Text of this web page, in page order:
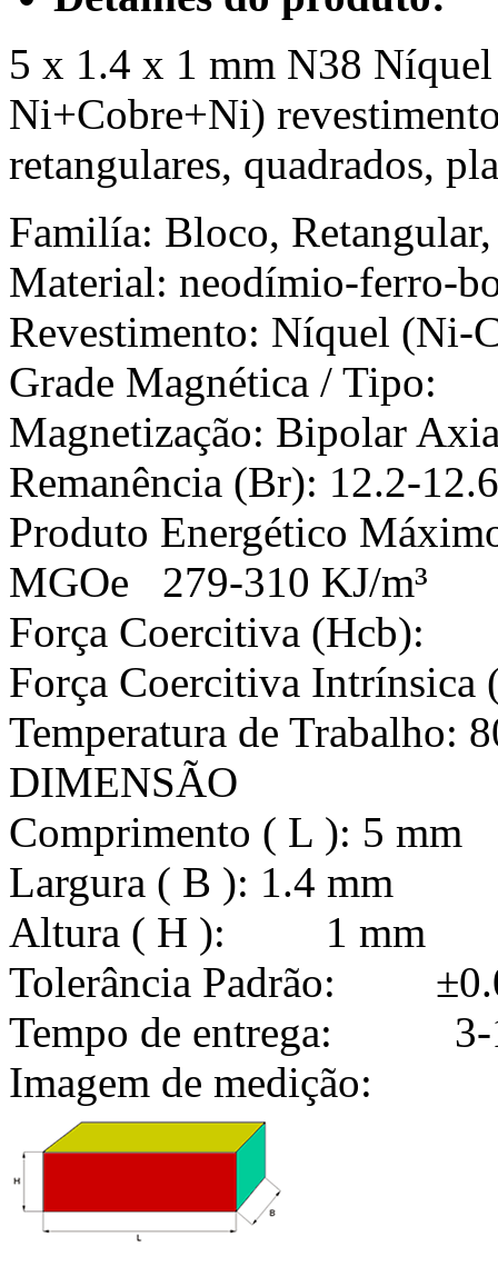
5 x 1.4 x 1 mm N38
Ni+Cobre+Ni)
retangulares, quadrados,
Familía: Bloco,
Material: neodímio-ferro-
Revestimento: Níquel (Ni-
Grade Magnética /
Magnetização: Bipolar
Remanência (Br): 12.2-
Produto Energético
MGOe 279-310 KJ/m³
Força Coercitiva
Força Coercitiva
Temperatura de Trabalho:
DIMENSÃO
Comprimento ( L ): 5 mm
Largura ( B ): 1.4 mm
Altura ( H ): 1 mm
Tolerância Padrão:
Tempo de entrega: 3-
Imagem de medição: